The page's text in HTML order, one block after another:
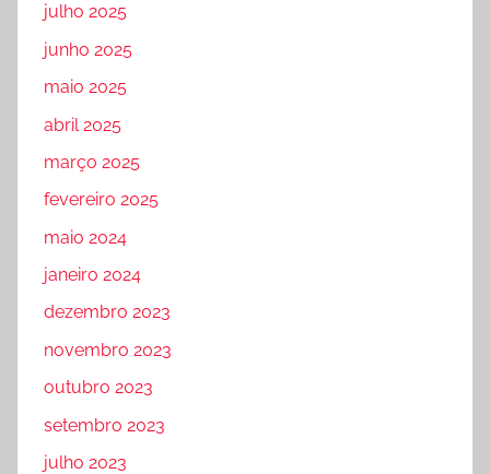
julho 2025
junho 2025
maio 2025
abril 2025
março 2025
fevereiro 2025
maio 2024
janeiro 2024
dezembro 2023
novembro 2023
outubro 2023
setembro 2023
julho 2023